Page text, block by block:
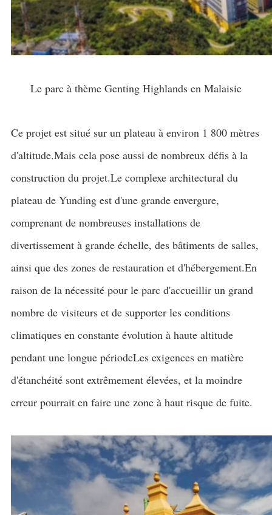
Le parc à thème Genting Highlands en Malaisie
Ce projet est situé sur un plateau à environ 1 800 mètres
d'altitude.Mais cela pose aussi de nombreux défis à la
construction du projet.Le complexe architectural du
plateau de Yunding est d'une grande envergure,
comprenant de nombreuses installations de
divertissement à grande échelle, des bâtiments de salles,
ainsi que des zones de restauration et d'hébergement.En
raison de la nécessité pour le parc d'accueillir un grand
nombre de visiteurs et de supporter les conditions
climatiques en constante évolution à haute altitude
pendant une longue périodeLes exigences en matière
d'étanchéité sont extrêmement élevées, et la moindre
erreur pourrait en faire une zone à haut risque de fuite.